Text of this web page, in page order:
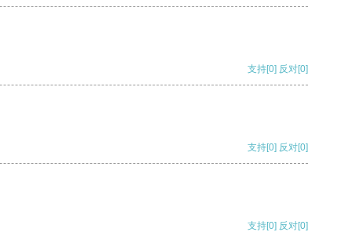
支持[0] 反对[0]
支持[0] 反对[0]
支持[0] 反对[0]